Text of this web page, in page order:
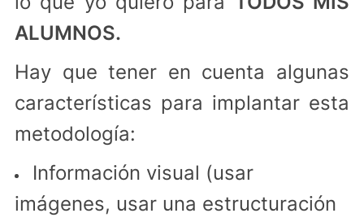
ALUMNOS.
Hay que tener en cuenta algunas
características para implantar esta
metodología:
Información visual (usar
imágenes, usar una estructuración